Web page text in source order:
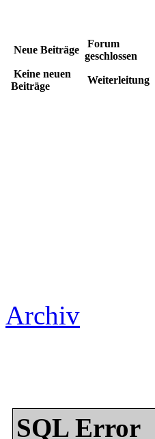
Neue Beiträge
Forum
geschlossen
Keine neuen
Beiträge
Weiterleitung
Archiv
SQL Error